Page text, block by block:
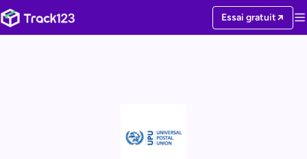
Essai gratuit